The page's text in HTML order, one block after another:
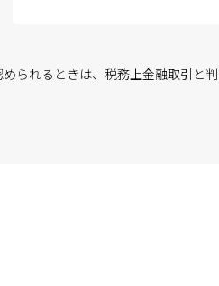
れるときは、税務上金融取引と判